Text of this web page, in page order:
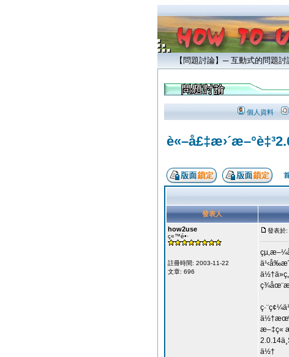
【問題討論】─ 互動式的問題
個人資料
發表人
how2use
ç«™é•·
註冊時間: 2003-11-22
文章: 696
發表於
æ–‡ç«
ä½†